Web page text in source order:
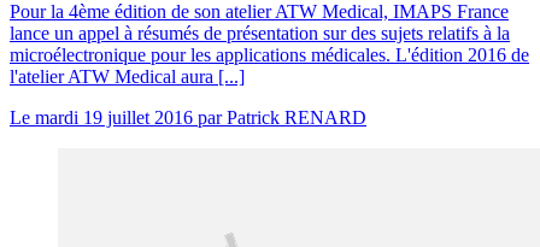
Pour la 4ème édition de son atelier ATW Medical, IMAPS France
lance un appel à résumés de présentation sur des sujets relatifs à la
microélectronique pour les applications médicales. L'édition 2016 de
l'atelier ATW Medical aura [...]
Le mardi 19 juillet 2016 parPatrick RENARD